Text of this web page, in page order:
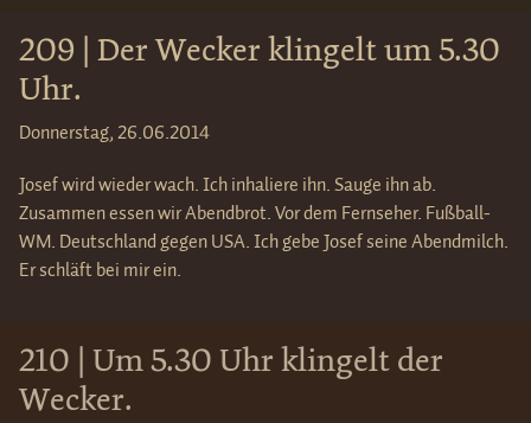
209 | Der Wecker klingelt um 5.30
Uhr.
Donnerstag, 26.06.2014
Josef wird wieder wach. Ich inhaliere ihn. Sauge ihn ab.
Zusammen essen wir Abendbrot. Vor dem Fernseher. Fußball-
WM. Deutschland gegen USA. Ich gebe Josef seine Abendmilch.
Er schläft bei mir ein.
210 | Um 5.30 Uhr klingelt der
Wecker.